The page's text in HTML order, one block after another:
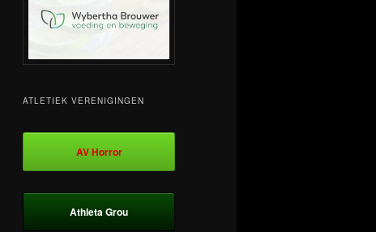
ATLETIEK VERENIGINGEN
AV Horror
Athleta Grou